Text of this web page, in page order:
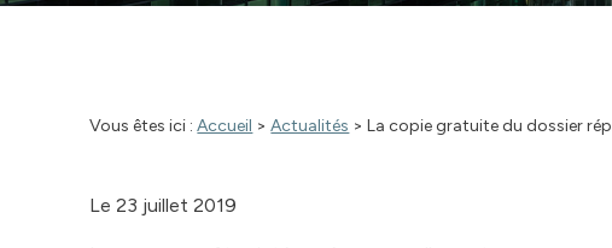
Vous êtes ici : Accueil >Actualités > La copie gratuite du dossier
Le23 juillet 2019